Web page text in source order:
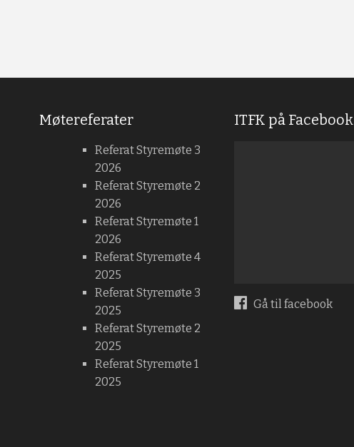
Møtereferater
Referat Styremøte 3
2026
Referat Styremøte 2
2026
Referat Styremøte 1
2026
Referat Styremøte 4
2025
Referat Styremøte 3
2025
Referat Styremøte 2
2025
Referat Styremøte 1
2025
ITFK på Facebook
Gå til facebook